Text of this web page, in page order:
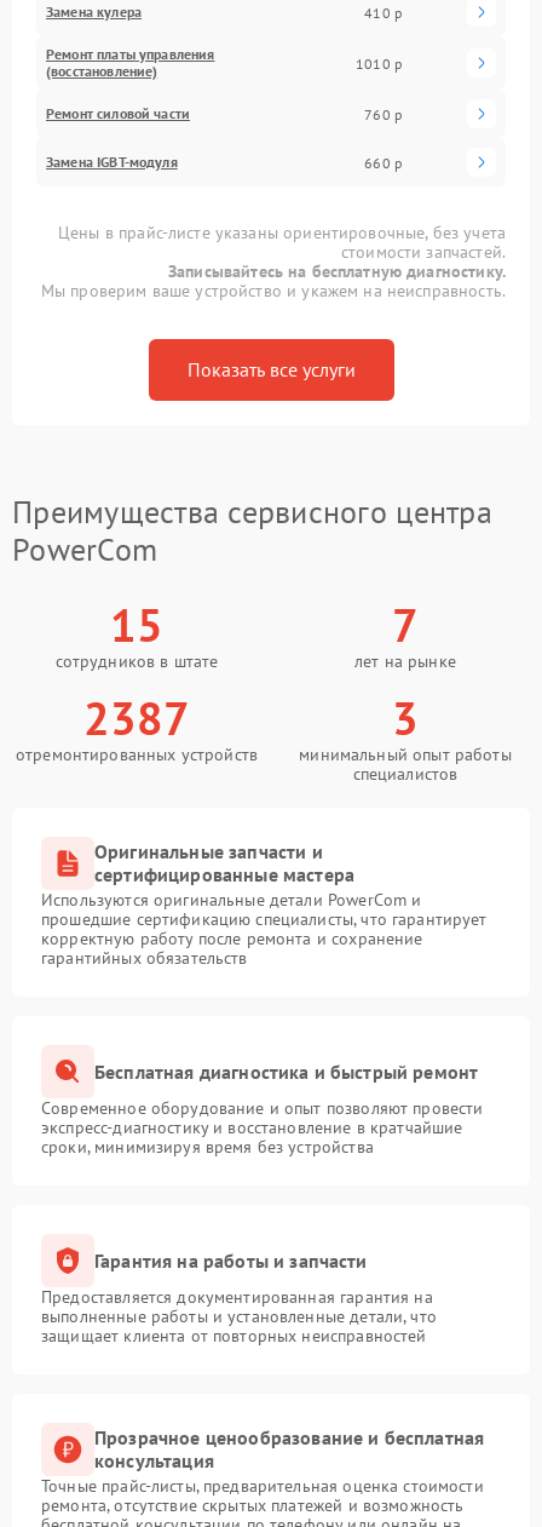
Замена кулера 410 р
Ремонт платы управления
(восстановление)
1010 р
Ремонт силовой части 760 р
Замена IGBT-модуля 660 р
Цены в прайс-листе указаны ориентировочные, без учета
стоимости запчастей.
Записывайтесь на бесплатную диагностику.
Мы проверим ваше устройство и укажем на неисправность.
Показать все услуги
Преимущества сервисного центра
PowerCom
15
сотрудников в штате
7
лет на рынке
2387
отремонтированных устройств
3
минимальный опыт работы
специалистов
Оригинальные запчасти и
сертифицированные мастера
Используются оригинальные детали PowerCom и
прошедшие сертификацию специалисты, что гарантирует
корректную работу после ремонта и сохранение
гарантийных обязательств
Бесплатная диагностика и быстрый ремонт
Современное оборудование и опыт позволяют провести
экспресс-диагностику и восстановление в кратчайшие
сроки, минимизируя время без устройства
Гарантия на работы и запчасти
Предоставляется документированная гарантия на
выполненные работы и установленные детали, что
защищает клиента от повторных неисправностей
Прозрачное ценообразование и бесплатная
консультация
Точные прайс-листы, предварительная оценка стоимости
ремонта, отсутствие скрытых платежей и возможность